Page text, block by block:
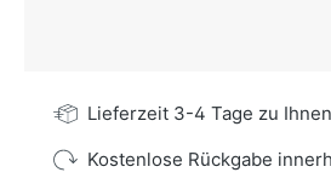
Lieferzeit 3-4 Tage zu
Kostenlose Rückgabe